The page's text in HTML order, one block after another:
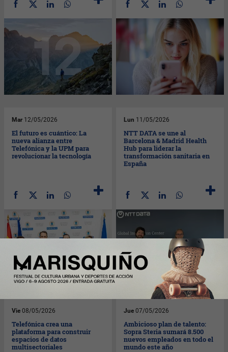
Mar 12/05/2026
El futuro es cuántico: La
nueva alianza entre
Telefónica y la UPM para
revolucionar la tecnología
Lun 11/05/2026
NTT DATA se une al
Barcelona & Madrid Health
Hub para liderar la
transformación sanitaria en
España
Vie 08/05/2026
Telefónica crea una
plataforma para construir
espacios de datos
multisectoriales
Jue 07/05/2026
Ambicioso plan de talento:
Sopra Steria sumará 8.500
nuevos empleados en todo el
mundo este año